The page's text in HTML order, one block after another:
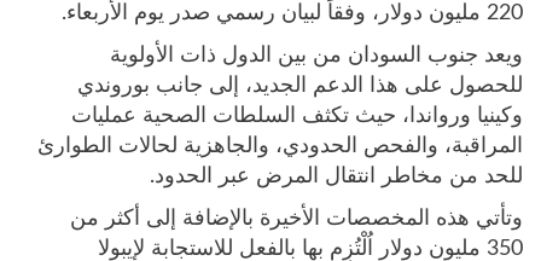
220 مليون دولار، وفقاً لبيان رسمي صدر يوم الأربعاء.
ويعد جنوب السودان من بين الدول ذات الأولوية
للحصول على هذا الدعم الجديد، إلى جانب بوروندي
وكينيا ورواندا، حيث تكثف السلطات الصحية عمليات
المراقبة، والفحص الحدودي، والجاهزية لحالات الطوارئ
للحد من مخاطر انتقال المرض عبر الحدود.
وتأتي هذه المخصصات الأخيرة بالإضافة إلى أكثر من
350 مليون دولار اُلْتُزِم بها بالفعل للاستجابة لإيبولا